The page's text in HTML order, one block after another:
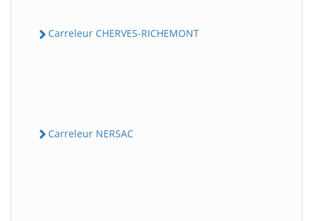
Carreleur CHERVES-RICHEMONT
Carreleur NERSAC